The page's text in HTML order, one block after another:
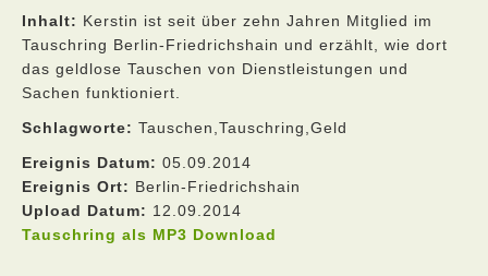
Inhalt: Kerstin ist seit über zehn Jahren Mitglied im
Tauschring Berlin-Friedrichshain und erzählt, wie dort
das geldlose Tauschen von Dienstleistungen und
Sachen funktioniert.
Schlagworte: Tauschen,Tauschring,Geld
Ereignis Datum: 05.09.2014
Ereignis Ort: Berlin-Friedrichshain
Upload Datum: 12.09.2014
Tauschring als MP3 Download